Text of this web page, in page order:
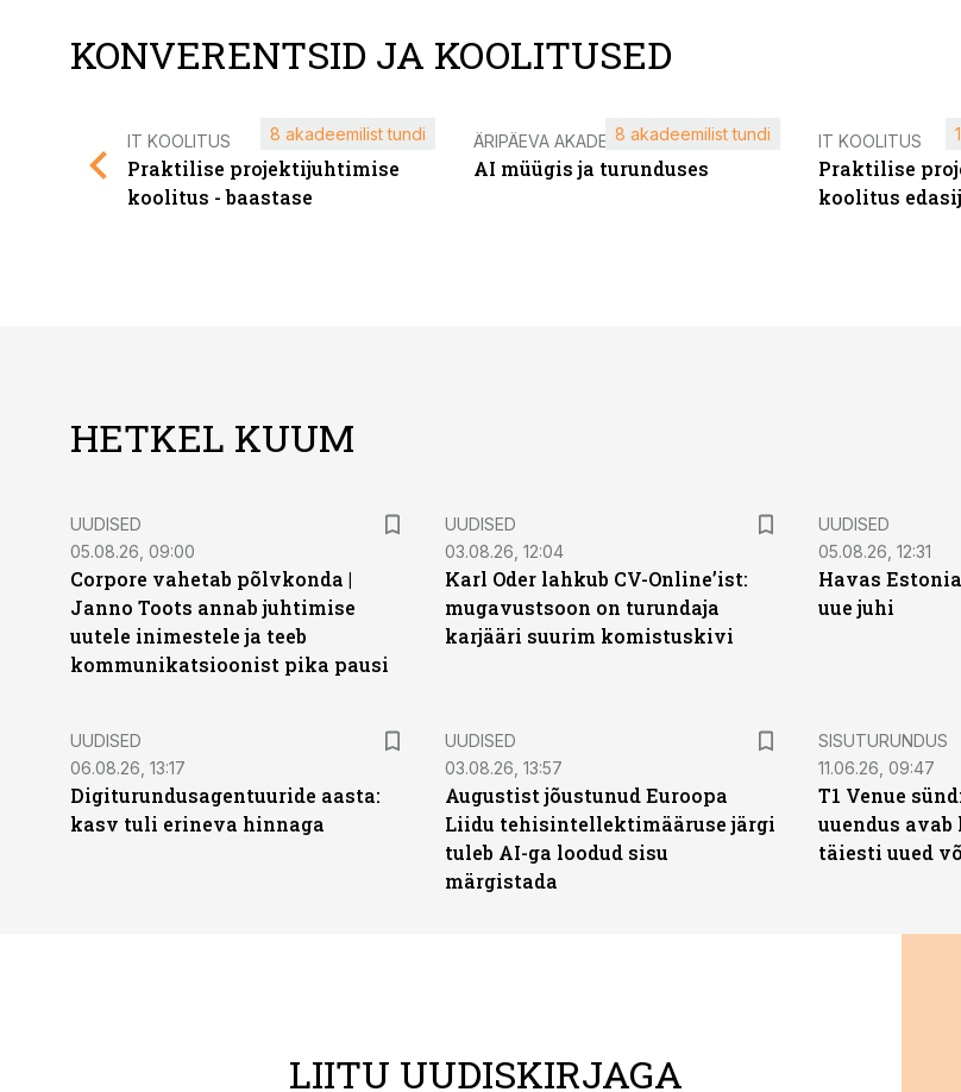
KONVERENTSID JA KOOLITUSED
IT KOOLITUS
Praktilise projektijuhtimise
koolitus - baastase
8 akadeemilist tundi ÄRIPÄEVA AKADEEMIA
AI müügis ja turunduses
8 akadeemilist tundi IT KOOLITUS
Praktilise
koolitus
HETKEL KUUM
UUDISED
05.08.26, 09:00
Corpore vahetab põlvkonda |
Janno Toots annab juhtimise
uutele inimestele ja teeb
kommunikatsioonist pika pausi
UUDISED
03.08.26, 12:04
Karl Oder lahkub CV-Online’ist:
mugavustsoon on turundaja
karjääri suurim komistuskivi
UUDISED
05.08.26, 12:31
Havas
uue juhi
UUDISED
06.08.26, 13:17
Digiturundusagentuuride aasta:
kasv tuli erineva hinnaga
UUDISED
03.08.26, 13:57
Augustist jõustunud Euroopa
Liidu tehisintellektimääruse järgi
tuleb AI-ga loodud sisu
märgistada
ST
SISUTURUNDUS
11.06.26, 09:47
T1 Venue
uuendus
täiesti uued
LIITU UUDISKIRJAGA